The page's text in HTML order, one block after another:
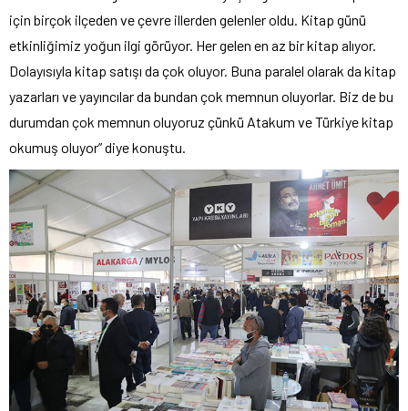
için birçok ilçeden ve çevre illerden gelenler oldu. Kitap günü
etkinliğimiz yoğun ilgi görüyor. Her gelen en az bir kitap alıyor.
Dolayısıyla kitap satışı da çok oluyor. Buna paralel olarak da kitap
yazarları ve yayıncılar da bundan çok memnun oluyorlar. Biz de bu
durumdan çok memnun oluyoruz çünkü Atakum ve Türkiye kitap
okumuş oluyor” diye konuştu.